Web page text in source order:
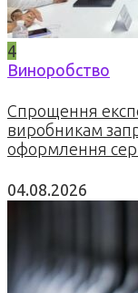
4
Виноробство
Спрощення
виробникам
оформлення
04.08.2026